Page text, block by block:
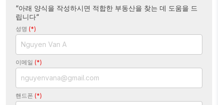
“아래 양식을 작성하시면 적합한 부동산을 찾는 데 도움을 드
립니다“
성명 (*)
이메일 (*)
핸드폰 (*)